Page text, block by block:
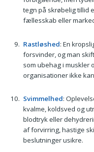
tegn på skrøbelig tillid
fællesskab eller
Rastløshed: En
forsvinder, og man
som ubehag i muskler
organisationer ikke
Svimmelhed:
kvalme, koldsved og
blodtryk eller
af forvirring, hastige
beslutninger usikre.